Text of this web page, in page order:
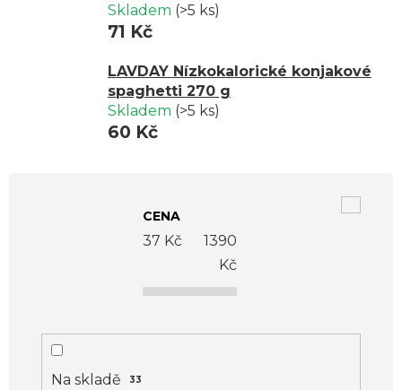
Skladem (>5 ks)
71 Kč
LAVDAY Nízkokalorické konjakové
spaghetti 270 g
Skladem (>5 ks)
60 Kč
CENA
37 Kč
1390
Kč
Na skladě 33